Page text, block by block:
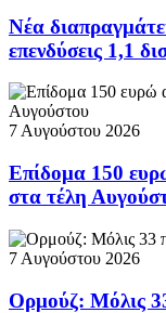
Νέα
επενδύσεις 1,1
7 Αυγούστου 2026
Επίδομα 150
στα τέλη
7 Αυγούστου 2026
Ορμούζ: Μόλις